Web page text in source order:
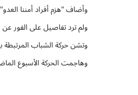
وأضاف "هزم أفراد أمننا
ولم ترد تفاصيل على الفور
وتشن حركة الشباب المرتبطة
وهاجمت الحركة الأسبوع